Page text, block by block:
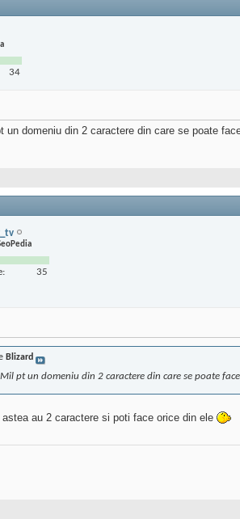
34
un domeniu din 2 caractere din care se poate
35
Blizard
pt un domeniu din 2 caractere din care se poate
au 2 caractere si poti face orice din ele